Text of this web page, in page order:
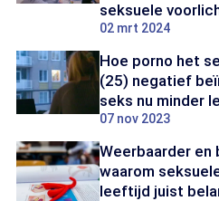
seksuele
02 mrt 2024
Hoe porno het
(25) negatief
seks nu minder
07 nov 2023
Weerbaarder en
waarom
leeftijd juist